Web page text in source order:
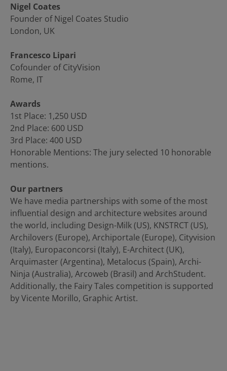
Nigel Coates
Founder of Nigel Coates Studio
London, UK
Francesco Lipari
Cofounder of CityVision
Rome, IT
Awards
1st Place: 1,250 USD
2nd Place: 600 USD
3rd Place: 400 USD
Honorable Mentions: The jury selected 10 honorable
mentions.
Our partners
We have media partnerships with some of the most
influential design and architecture websites around
the world, including Design-Milk (US), KNSTRCT (US),
Archilovers (Europe), Archiportale (Europe), Cityvision
(Italy), Europaconcorsi (Italy), E-Architect (UK),
Arquimaster (Argentina), Metalocus (Spain), Archi-
Ninja (Australia), Arcoweb (Brasil) and ArchStudent.
Additionally, the Fairy Tales competition is supported
by Vicente Morillo, Graphic Artist.